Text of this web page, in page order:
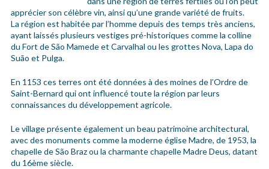
apprécier son célèbre vin, ainsi qu’une grande variété de fruits.
La région est habitée par l’homme depuis des temps très anciens,
ayant laissés plusieurs vestiges pré-historiques comme la colline
du Fort de São Mamede et Carvalhal ou les grottes Nova, Lapa do
Suão et Pulga.
En 1153 ces terres ont été données à des moines de l’Ordre de
Saint-Bernard qui ont influencé toute la région par leurs
connaissances du développement agricole.
Le village présente également un beau patrimoine architectural,
avec des monuments comme la moderne église Madre, de 1953, la
chapelle de São Braz ou la charmante chapelle Madre Deus, datant
du 16ème siècle.